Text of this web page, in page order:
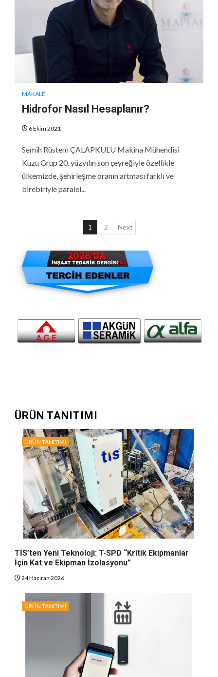
MAKALE
Hidrofor Nasıl Hesaplanır?
6 Ekim 2021
Semih Rüstem ÇALAPKULU Makina Mühendisi
Kuzu Grup 20. yüzyılın son çeyreğiyle özellikle
ülkemizde, şehirleşme oranın artması farklı ve
birebiriyle paralel...
Yazı
1 2 Next
ÜRÜN TANITIMI
ÜRÜN TANITIMI
TİS’ten Yeni Teknoloji: T-SPD “Kritik Ekipmanlar
İçin Kat ve Ekipman İzolasyonu”
24 Haziran 2026
ÜRÜN TANITIMI